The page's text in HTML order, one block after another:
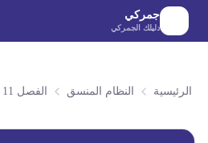
الانتقال إلى المحتوى الرئيسي
جمركي
دليلك الجمركي
الرئيسية النظام المنسق الفصل 11 — منتجات مطاحن